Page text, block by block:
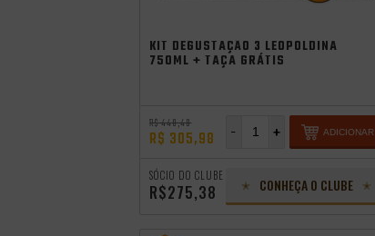
KIT DEGUSTAÇÃO 3 LEOPOLDINA
750ML + TAÇA GRÁTIS
R$ 448,48
R$ 305,98 +
- ADICIONAR
SÓCIO DO CLUBE
R$275,38 CONHEÇA O CLUBE